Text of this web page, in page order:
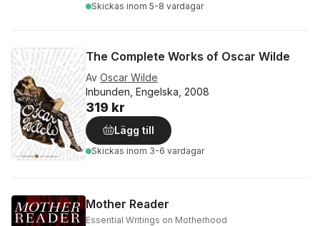
Skickas inom 5-8 vardagar
The Complete Works of Oscar Wilde
Av Oscar Wilde
Inbunden, Engelska, 2008
319 kr
Lägg till
Skickas inom 3-6 vardagar
Mother Reader
Essential Writings on Motherhood